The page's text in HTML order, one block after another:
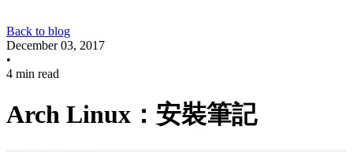
Back to blog
December 03, 2017
•
4 min read
Arch Linux：安裝筆記